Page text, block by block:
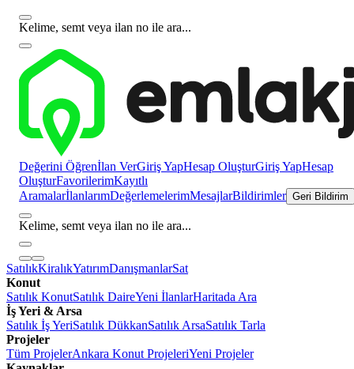
Kelime, semt veya ilan no ile ara...
Değerini Öğrenİlan VerGiriş YapHesap OluşturGiriş YapHesap
OluşturFavorilerimKayıtlı
AramalarİlanlarımDeğerlemelerimMesajlarBildirimler Geri Bildirim
Kelime, semt veya ilan no ile ara...
SatılıkKiralıkYatırımDanışmanlarSat
Konut
Satılık KonutSatılık DaireYeni İlanlarHaritada Ara
İş Yeri & Arsa
Satılık İş YeriSatılık DükkanSatılık ArsaSatılık Tarla
Projeler
Tüm ProjelerAnkara Konut ProjeleriYeni Projeler